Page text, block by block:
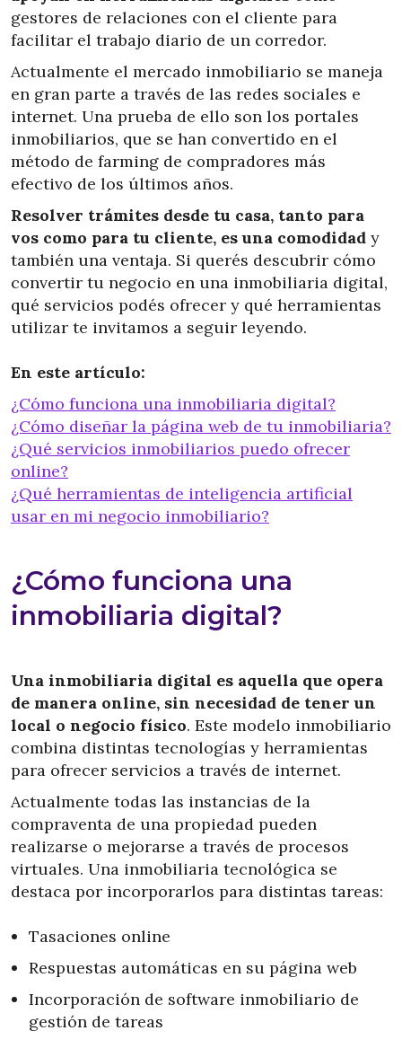
gestores de relaciones con el cliente para
facilitar el trabajo diario de un corredor.
Actualmente el mercado inmobiliario se maneja
en gran parte a través de las redes sociales e
internet. Una prueba de ello son los portales
inmobiliarios, que se han convertido en el
método de farming de compradores más
efectivo de los últimos años.
Resolver trámites desde tu casa, tanto para
vos como para tu cliente, es una comodidad y
también una ventaja. Si querés descubrir cómo
convertir tu negocio en una inmobiliaria digital,
qué servicios podés ofrecer y qué herramientas
utilizar te invitamos a seguir leyendo.
En este artículo:
¿Cómo funciona una inmobiliaria digital?
¿Cómo diseñar la página web de tu inmobiliaria?
¿Qué servicios inmobiliarios puedo ofrecer
online?
¿Qué herramientas de inteligencia artificial
usar en mi negocio inmobiliario?
¿Cómo funciona una
inmobiliaria digital?
Una inmobiliaria digital es aquella que opera
de manera online, sin necesidad de tener un
local o negocio físico. Este modelo inmobiliario
combina distintas tecnologías y herramientas
para ofrecer servicios a través de internet.
Actualmente todas las instancias de la
compraventa de una propiedad pueden
realizarse o mejorarse a través de procesos
virtuales. Una inmobiliaria tecnológica se
destaca por incorporarlos para distintas tareas:
Tasaciones online
Respuestas automáticas en su página web
Incorporación de software inmobiliario de
gestión de tareas